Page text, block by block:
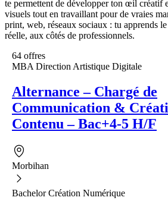
te permettent de développer ton œil créatif
visuels tout en travaillant pour de vraies
print, web, réseaux sociaux : tu apprends
réelle, aux côtés de professionnels.
64 offres
MBA Direction Artistique Digitale
Alternance – Chargé de
Communication &
Contenu – Bac+4-5 H/F
Morbihan
Bachelor Création Numérique